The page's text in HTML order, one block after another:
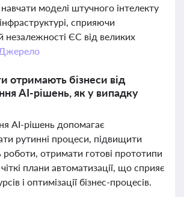
моделі штучного інтелекту
сприяючи
незалежності ЄС від великих
отримають бізнеси від
AI-рішень, як у випадку
AI-рішень допомагає
рутинні процеси, підвищити
роботи, отримати готові прототипи
плани автоматизації, що сприяє
і оптимізації бізнес-процесів.